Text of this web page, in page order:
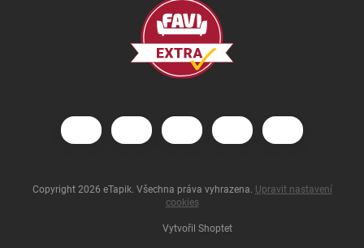
Vytvořil Shoptet
Copyright 2026 eTapik. Všechna práva vyhrazena. Upravit nastavení
cookies